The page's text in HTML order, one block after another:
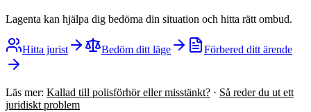
Lagenta kan hjälpa dig bedöma din situation och hitta rätt ombud.
Hitta jurist Bedöm ditt läge Förbered ditt ärende
Läs mer: Kallad till polisförhör eller misstänkt? · Så reder du ut ett
juridiskt problem